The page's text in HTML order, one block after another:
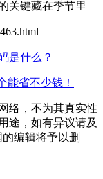
关键藏在季节里
是什么？
能省不少钱！
络，不为其真实性
途，如有异议请及
的编辑将予以删